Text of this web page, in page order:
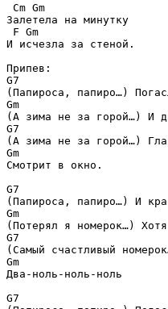
Cm Gm
Залетела на минутку
F Gm
И исчезла за стеной.
Припев:
G7
(Папироса, папиро…)
Gm
(А зима не за горой…) И
G7
(А зима не за горой…)
Gm
Смотрит в окно.
G7
(Папироса, папиро…) И
Gm
(Потерял я номерок…)
G7
(Самый счастливый
Gm
Два-ноль-ноль-ноль
G7